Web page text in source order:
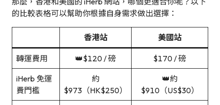
的比較表格可以幫助你根據自身需求做出選擇：
香港站 美國站
轉運費用 👑$120 / 磅 $170 / 磅
iHerb 免運
費門檻
約
$973（HK$250）
👑約
$910（US$30）